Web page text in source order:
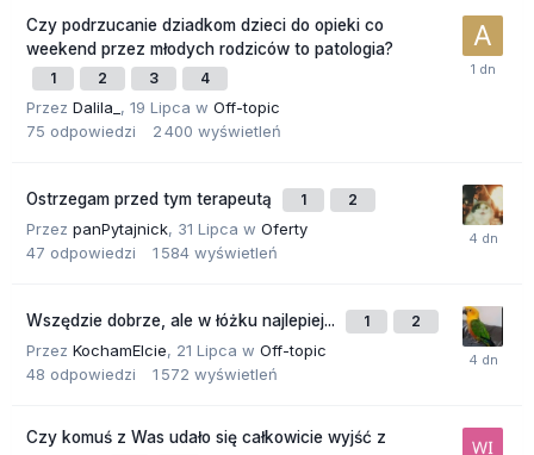
Czy podrzucanie dziadkom dzieci do opieki co
weekend przez młodych rodziców to patologia?
1 2 3 4
Przez Dalila_ , 19 Lipca w Off-topic
75 odpowiedzi 2 400 wyświetleń
Ostrzegam przed tym terapeutą 1 2
Przez panPytajnick, 31 Lipca w Oferty
47 odpowiedzi 1 584 wyświetleń
Wszędzie dobrze, ale w łóżku najlepiej... 1 2
Przez KochamElcie, 21 Lipca w Off-topic
48 odpowiedzi 1 572 wyświetleń
Czy komuś z Was udało się całkowicie wyjść z